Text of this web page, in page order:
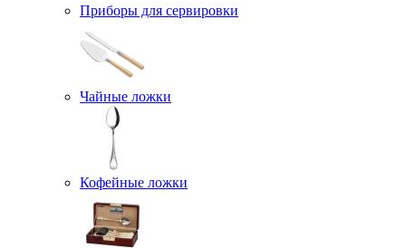
Приборы для сервировки
Чайные ложки
Кофейные ложки